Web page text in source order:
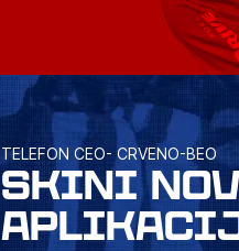
TELEFON CEO- CRVENO-BEO
SKINI